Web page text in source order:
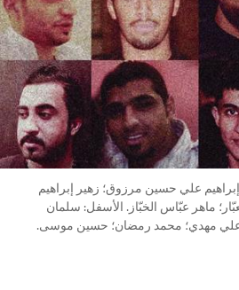
علي حسين مرزوق؛ زهير إبراهيم
ماهر عبّاس الخبّاز. الأسفل: سلمان
مهدي؛ محمد رمضان؛ حسين موسى.